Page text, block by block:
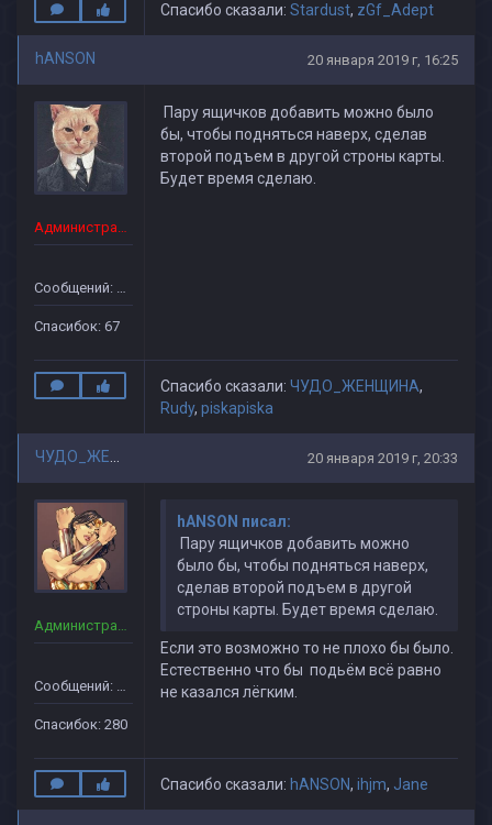
Спасибо сказали: Stardust, zGf_Adept
hANSON 20 января 2019 г, 16:25
Администратор
Сообщений: 43
Спасибок: 67
Пару ящичков добавить можно было
бы, чтобы подняться наверх, сделав
второй подъем в другой строны карты.
Будет время сделаю.
Спасибо сказали: ЧУДО_ЖЕНЩИНА,
Rudy, piskapiska
20 января 2019 г, 20:33
Администраторы
Сообщений: 90
Спасибок: 280
hANSON писал:
Пару ящичков добавить можно
было бы, чтобы подняться наверх,
сделав второй подъем в другой
строны карты. Будет время сделаю.
Если это возможно то не плохо бы было.
Естественно что бы подьём всё равно
не казался лёгким.
Спасибо сказали: hАNSON, ihjm, Jane